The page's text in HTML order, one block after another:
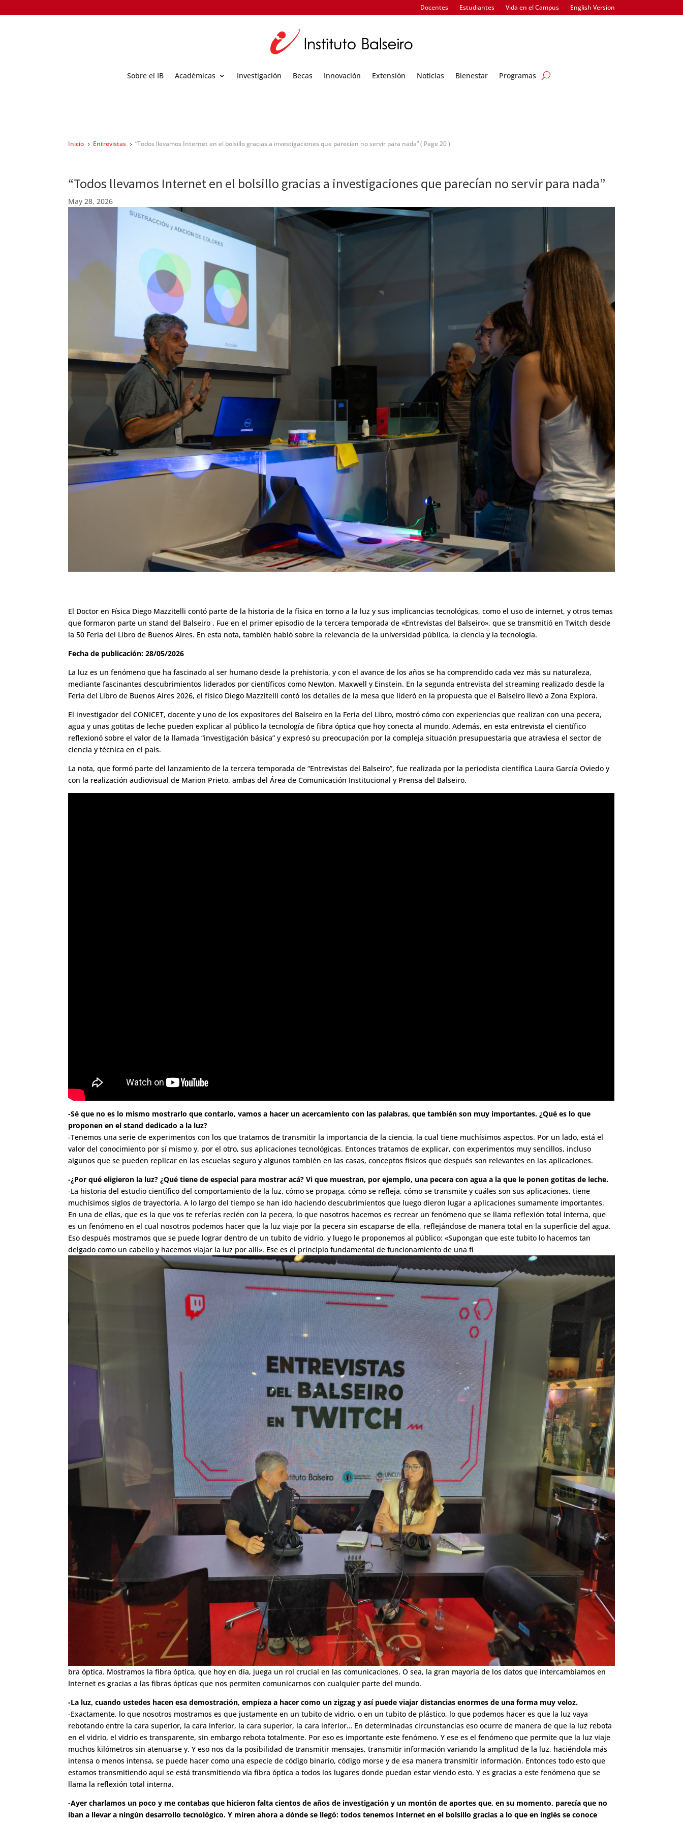
Docentes Estudiantes Vida en el Campus English Version
Sobre el IB Académicas Investigación Becas Innovación Extensión Noticias Bienestar Programas
Inicio 5 Entrevistas 5 “Todos llevamos Internet en el bolsillo gracias a investigaciones que parecían no servir para nada”( Page 20 )
“Todos llevamos Internet en el bolsillo gracias a investigaciones que parecían no servir para nada”
May 28, 2026
El Doctor en Física Diego Mazzitelli contó parte de la historia de la física en torno a la luz y sus implicancias tecnológicas, como el uso de internet, y otros temas
que formaron parte un stand del Balseiro . Fue en el primer episodio de la tercera temporada de «Entrevistas del Balseiro», que se transmitió en Twitch desde
la 50 Feria del Libro de Buenos Aires. En esta nota, también habló sobre la relevancia de la universidad pública, la ciencia y la tecnología.
Fecha de publicación: 28/05/2026
La luz es un fenómeno que ha fascinado al ser humano desde la prehistoria, y con el avance de los años se ha comprendido cada vez más su naturaleza,
mediante fascinantes descubrimientos liderados por científicos como Newton, Maxwell y Einstein. En la segunda entrevista del streaming realizado desde la
Feria del Libro de Buenos Aires 2026, el físico Diego Mazzitelli contó los detalles de la mesa que lideró en la propuesta que el Balseiro llevó a Zona Explora.
El investigador del CONICET, docente y uno de los expositores del Balseiro en la Feria del Libro, mostró cómo con experiencias que realizan con una pecera,
agua y unas gotitas de leche pueden explicar al público la tecnología de fibra óptica que hoy conecta al mundo. Además, en esta entrevista el científico
reflexionó sobre el valor de la llamada “investigación básica” y expresó su preocupación por la compleja situación presupuestaria que atraviesa el sector de
ciencia y técnica en el país.
La nota, que formó parte del lanzamiento de la tercera temporada de “Entrevistas del Balseiro”, fue realizada por la periodista científica Laura García Oviedo y
con la realización audiovisual de Marion Prieto, ambas del Área de Comunicación Institucional y Prensa del Balseiro.
-Sé que no es lo mismo mostrarlo que contarlo, vamos a hacer un acercamiento con las palabras, que también son muy importantes. ¿Qué es lo que
proponen en el stand dedicado a la luz?
-Tenemos una serie de experimentos con los que tratamos de transmitir la importancia de la ciencia, la cual tiene muchísimos aspectos. Por un lado, está el
valor del conocimiento por sí mismo y, por el otro, sus aplicaciones tecnológicas. Entonces tratamos de explicar, con experimentos muy sencillos, incluso
algunos que se pueden replicar en las escuelas seguro y algunos también en las casas, conceptos físicos que después son relevantes en las aplicaciones.
-¿Por qué eligieron la luz? ¿Qué tiene de especial para mostrar acá? Vi que muestran, por ejemplo, una pecera con agua a la que le ponen gotitas de leche.
-La historia del estudio científico del comportamiento de la luz, cómo se propaga, cómo se refleja, cómo se transmite y cuáles son sus aplicaciones, tiene
muchísimos siglos de trayectoria. A lo largo del tiempo se han ido haciendo descubrimientos que luego dieron lugar a aplicaciones sumamente importantes.
En una de ellas, que es la que vos te referías recién con la pecera, lo que nosotros hacemos es recrear un fenómeno que se llama reflexión total interna, que
es un fenómeno en el cual nosotros podemos hacer que la luz viaje por la pecera sin escaparse de ella, reflejándose de manera total en la superficie del agua.
Eso después mostramos que se puede lograr dentro de un tubito de vidrio, y luego le proponemos al público: «Supongan que este tubito lo hacemos tan
delgado como un cabello y hacemos viajar la luz por allí». Ese es el principio fundamental de funcionamiento de una fi
bra óptica. Mostramos la fibra óptica, que hoy en día, juega un rol crucial en las comunicaciones. O sea, la gran mayoría de los datos que intercambiamos en
Internet es gracias a las fibras ópticas que nos permiten comunicarnos con cualquier parte del mundo.
-La luz, cuando ustedes hacen esa demostración, empieza a hacer como un zigzag y así puede viajar distancias enormes de una forma muy veloz.
-Exactamente, lo que nosotros mostramos es que justamente en un tubito de vidrio, o en un tubito de plástico, lo que podemos hacer es que la luz vaya
rebotando entre la cara superior, la cara inferior, la cara superior, la cara inferior… En determinadas circunstancias eso ocurre de manera de que la luz rebota
en el vidrio, el vidrio es transparente, sin embargo rebota totalmente. Por eso es importante este fenómeno. Y ese es el fenómeno que permite que la luz viaje
muchos kilómetros sin atenuarse y. Y eso nos da la posibilidad de transmitir mensajes, transmitir información variando la amplitud de la luz, haciéndola más
intensa o menos intensa, se puede hacer como una especie de código binario, código morse y de esa manera transmitir información. Entonces todo esto que
estamos transmitiendo aquí se está transmitiendo vía fibra óptica a todos los lugares donde puedan estar viendo esto. Y es gracias a este fenómeno que se
llama la reflexión total interna.
-Ayer charlamos un poco y me contabas que hicieron falta cientos de años de investigación y un montón de aportes que, en su momento, parecía que no
iban a llevar a ningún desarrollo tecnológico. Y miren ahora a dónde se llegó: todos tenemos Internet en el bolsillo gracias a lo que en inglés se conoce